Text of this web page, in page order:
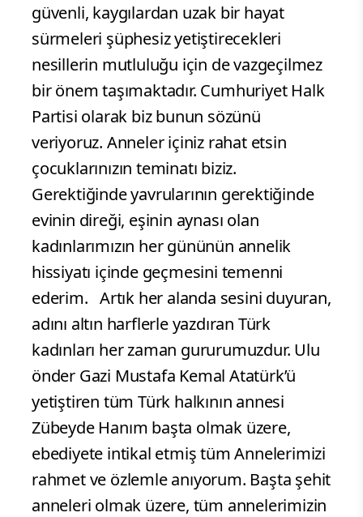
güvenli, kaygılardan uzak bir hayat
sürmeleri şüphesiz yetiştirecekleri
nesillerin mutluluğu için de vazgeçilmez
bir önem taşımaktadır. Cumhuriyet Halk
Partisi olarak biz bunun sözünü
veriyoruz. Anneler içiniz rahat etsin
çocuklarınızın teminatı biziz.
Gerektiğinde yavrularının gerektiğinde
evinin direği, eşinin aynası olan
kadınlarımızın her gününün annelik
hissiyatı içinde geçmesini temenni
ederim. Artık her alanda sesini duyuran,
adını altın harflerle yazdıran Türk
kadınları her zaman gururumuzdur. Ulu
önder Gazi Mustafa Kemal Atatürk’ü
yetiştiren tüm Türk halkının annesi
Zübeyde Hanım başta olmak üzere,
ebediyete intikal etmiş tüm Annelerimizi
rahmet ve özlemle anıyorum. Başta şehit
anneleri olmak üzere, tüm annelerimizin